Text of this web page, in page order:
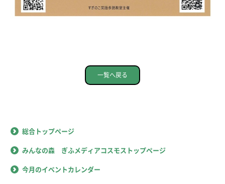
一覧へ戻る
総合トップページ
みんなの森 ぎふメディアコスモストップページ
今月のイベントカレンダー